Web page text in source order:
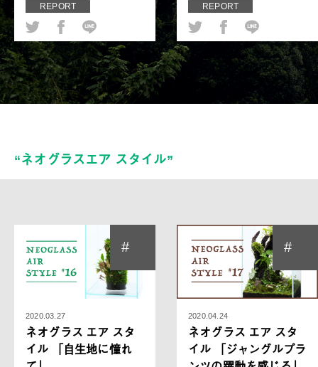
REPORT REPORT
“ネオグラスエア スタイル”
#
2020.03.27
ネオグラス エア スタ
イル 「自生地に憧れ
#
2020.04.24
ネオグラス エア スタ
イル 「ジャングルプラ